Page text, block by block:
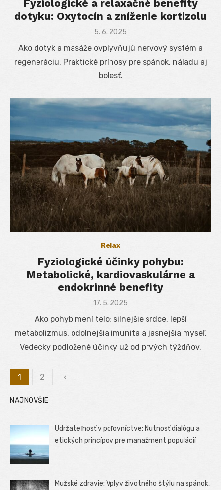
Fyziologické a relaxačné benefity
dotyku: Oxytocín a zníženie kortizolu
Posted
5. 6. 2025
Ako dotyk a masáže ovplyvňujú nervový systém a
regeneráciu. Praktické prínosy pre spánok, náladu aj
bolesť.
Relax
Fyziologické účinky pohybu:
Metabolické, kardiovaskulárne a
endokrinné benefity
Posted
17. 5. 2025
Ako pohyb mení telo: silnejšie srdce, lepší
metabolizmus, odolnejšia imunita a jasnejšia myseľ.
Vedecky podložené účinky už od prvých týždňov.
Stránkovanie
príspevkov
1 2 ‹
NAJNOVŠIE
Udržateľnosť v poľovníctve: Nutnosť dialógu a
etických princípov pre manažment populácií
Mužské zdravie: Vplyv životného štýlu na spánok,